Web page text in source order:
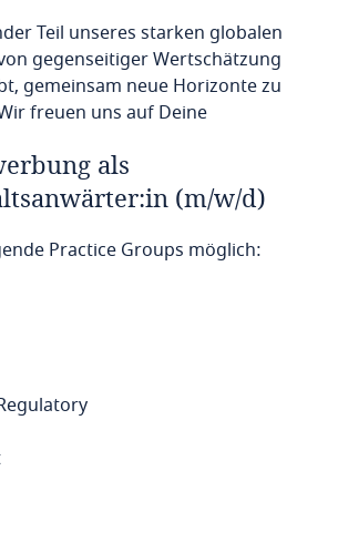
Teil unseres starken globalen
gegenseitiger Wertschätzung
gemeinsam neue Horizonte zu
freuen uns auf Deine
als
(m/w/d)
Practice Groups möglich: